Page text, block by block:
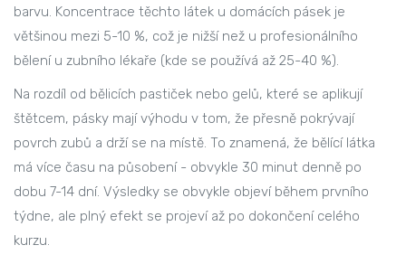
barvu. Koncentrace těchto látek u domácích pásek je
většinou mezi 5-10 %, což je nižší než u profesionálního
bělení u zubního lékaře (kde se používá až 25-40 %).
Na rozdíl od bělicích pastiček nebo gelů, které se aplikují
štětcem, pásky mají výhodu v tom, že přesně pokrývají
povrch zubů a drží se na místě. To znamená, že bělící látka
má více času na působení - obvykle 30 minut denně po
dobu 7-14 dní. Výsledky se obvykle objeví během prvního
týdne, ale plný efekt se projeví až po dokončení celého
kurzu.